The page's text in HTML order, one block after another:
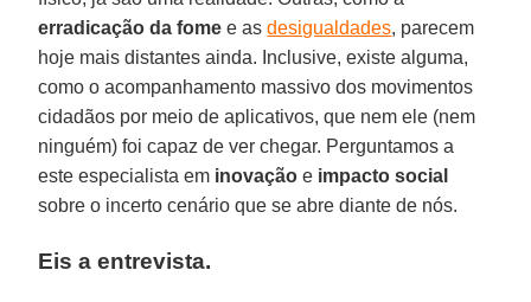
erradicação da fomee as desigualdades, parecem
hoje mais distantes ainda. Inclusive, existe alguma,
como o acompanhamento massivo dos movimentos
cidadãos por meio de aplicativos, que nem ele (nem
ninguém) foi capaz de ver chegar. Perguntamos a
este especialista em inovação e impacto social
sobre o incerto cenário que se abre diante de nós.
Eis a entrevista.